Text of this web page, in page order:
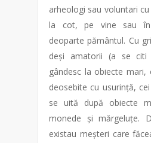
arheologi sau voluntari
la cot, pe vine sau în
deoparte pământul. Cu
deși amatorii (a se citi
gândesc la obiecte
deosebite cu usurință,
se uită după obiecte
monede și mărgeluțe.
existau meșteri care